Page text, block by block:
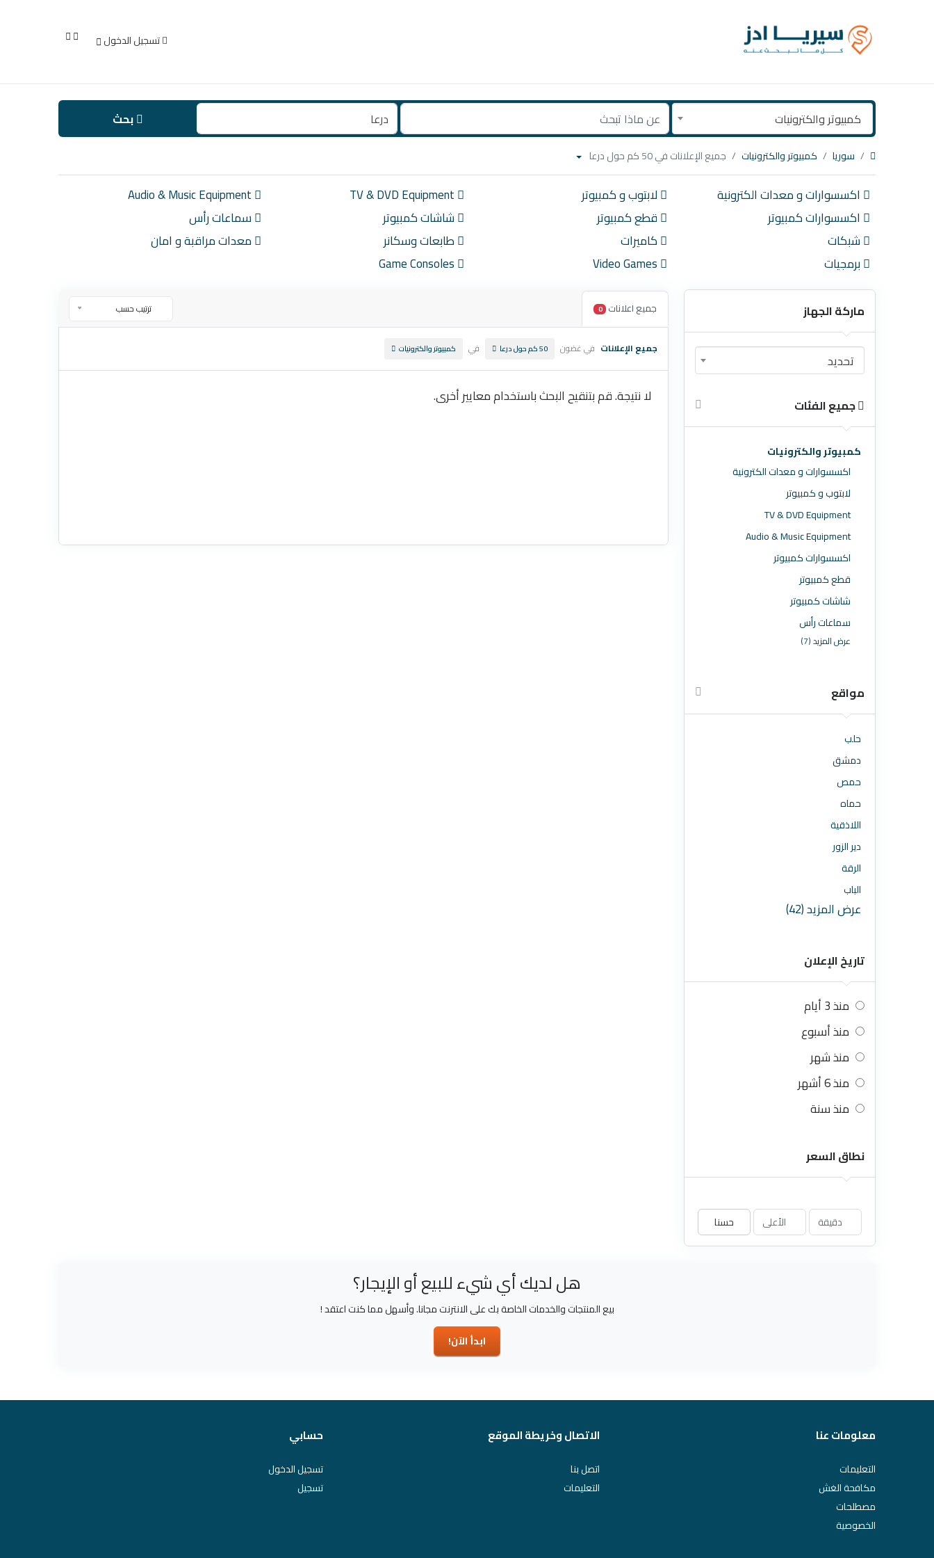
تسجيل الدخول
كمبيوتر والكترونيات بحث
سوريا كمبيوتر والكترونيات جميع الإعلانات في 50 كم حول درعا
اكسسوارات و معدات الكترونية لابتوب و كمبيوتر
اكسسوارات كمبيوتر
قطع كمبيوتر شاشات كمبيوتر
سماعات رأس
شبكات
كاميرات طابعات وسكانر
معدات مراقبة و امان
برمجيات
ماركة الجهاز
تحديد
جميع الفئات
كمبيوتر والكترونيات
اكسسوارات و معدات الكترونية
لابتوب و كمبيوتر
TV & DVD Equipment
Audio & Music Equipment
اكسسوارات كمبيوتر
قطع كمبيوتر
شاشات كمبيوتر
سماعات رأس
عرض المزيد (7)
مواقع
حلب
دمشق
حمص
حماه
اللاذقية
دير الزور
الرقة
الباب
عرض المزيد (42)
تاريخ الإعلان
منذ 3 أيام
منذ أسبوع
منذ شهر
منذ 6 أشهر
منذ سنة
نطاق السعر
حسنا
جميع اعلانات 0 ترتيب حسب
جميع الإعلانات في غضون 50 كم حول درعا في كمبيوتر والكترونيات
لا نتيجة. قم بتنقيح البحث باستخدام معايير أخرى.
هل لديك أي شيء للبيع أو الإيجار؟
بيع المنتجات والخدمات الخاصة بك على الانترنت مجانا. وأسهل مما كنت اعتقد !
ابدأ الآن!
معلومات عنا
التعليمات
مكافحة الغش
مصطلحات
الخصوصية
الاتصال وخريطة الموقع
اتصل بنا
التعليمات
حسابي
تسجيل الدخول
تسجيل